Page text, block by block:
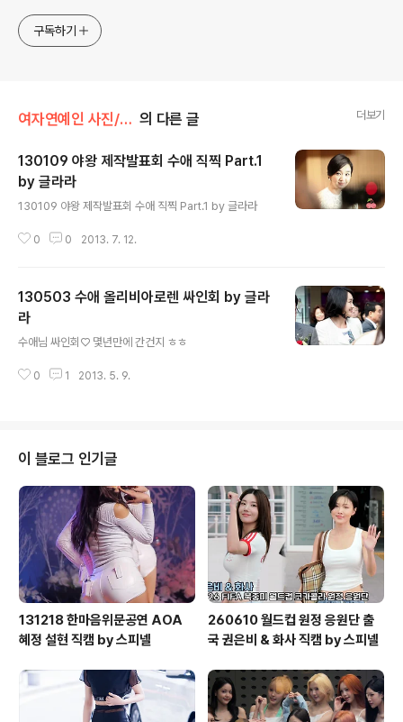
구독하기
여자연예인 사진/수애 의 다른 글 더보기
130109 야왕 제작발표회 수애 직찍 Part.1
by 글라라
130109 야왕 제작발표회 수애 직찍 Part.1 by 글라라
0 0 2013. 7. 12.
130503 수애 올리비아로렌 싸인회 by 글라
라
수애님 싸인회♡ 몇년만에 간건지 ㅎㅎ
0 1 2013. 5. 9.
이 블로그 인기글
131218 한마음위문공연 AOA
혜정 설현 직캠 by 스피넬
260610 월드컵 원정 응원단 출
국 권은비 & 화사 직캠 by 스피넬